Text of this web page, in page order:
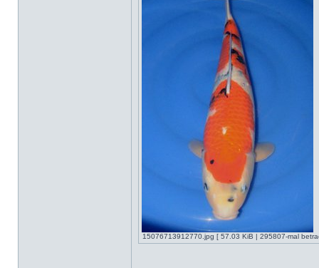
15076713912770.jpg [ 57.03 KiB | 295807-mal